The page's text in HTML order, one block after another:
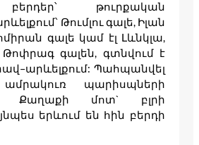
թուրքական
Թումլու գալե, Իլան
գալե կամ էլ Լևնկլա,
Թոփրագ գալեն, գտնվում է
Պահպանվել
պարիսպների
Քաղաքի մոտ` բլրի
երևում են հին բերդի